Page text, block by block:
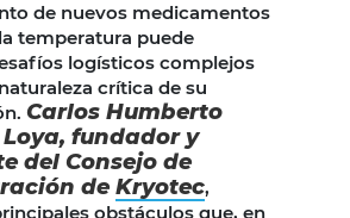
de nuevos medicamentos
temperatura puede
logísticos complejos
crítica de su
Carlos Humberto
fundador y
del Consejo de
deKryotec,
obstáculos que, en